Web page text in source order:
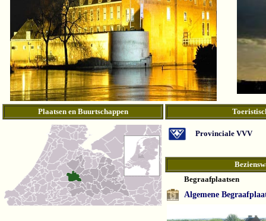
Plaatsen en Buurtschappen
Provinciale VVV
Begraafplaatsen
Algemene